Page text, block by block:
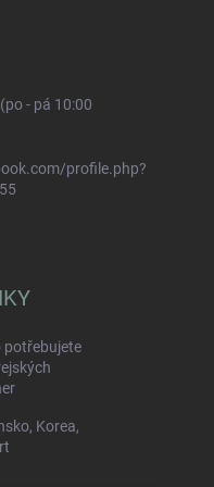
- pá 10:00
profile.php?
potřebujete
Korea,